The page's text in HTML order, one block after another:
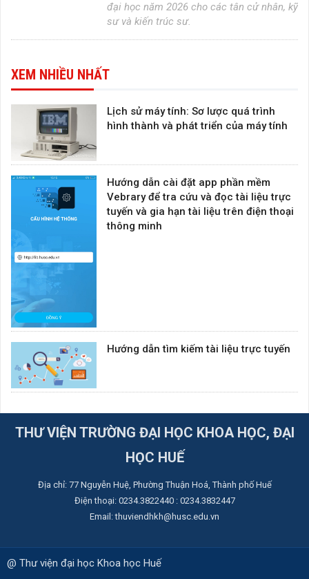
đại học năm 2026 cho các tân cử nhân, kỹ
sư và kiến trúc sư.
XEM NHIỀU NHẤT
Lịch sử máy tính: Sơ lược quá trình
hình thành và phát triển của máy tính
Hướng dẫn cài đặt app phần mềm
Vebrary để tra cứu và đọc tài liệu trực
tuyến và gia hạn tài liệu trên điện thoại
thông minh
Hướng dẫn tìm kiếm tài liệu trực tuyến
THƯ VIỆN TRƯỜNG ĐẠI HỌC KHOA HỌC, ĐẠI
HỌC HUẾ
Địa chỉ: ​77 Nguyễn Huệ, Phường Thuận Hoá, Thành phố Huế
Điện thoại: 0234.3822440 : 0234.3832447
Email: thuviendhkh@husc.edu.vn
@ Thư viện đại học Khoa học Huế